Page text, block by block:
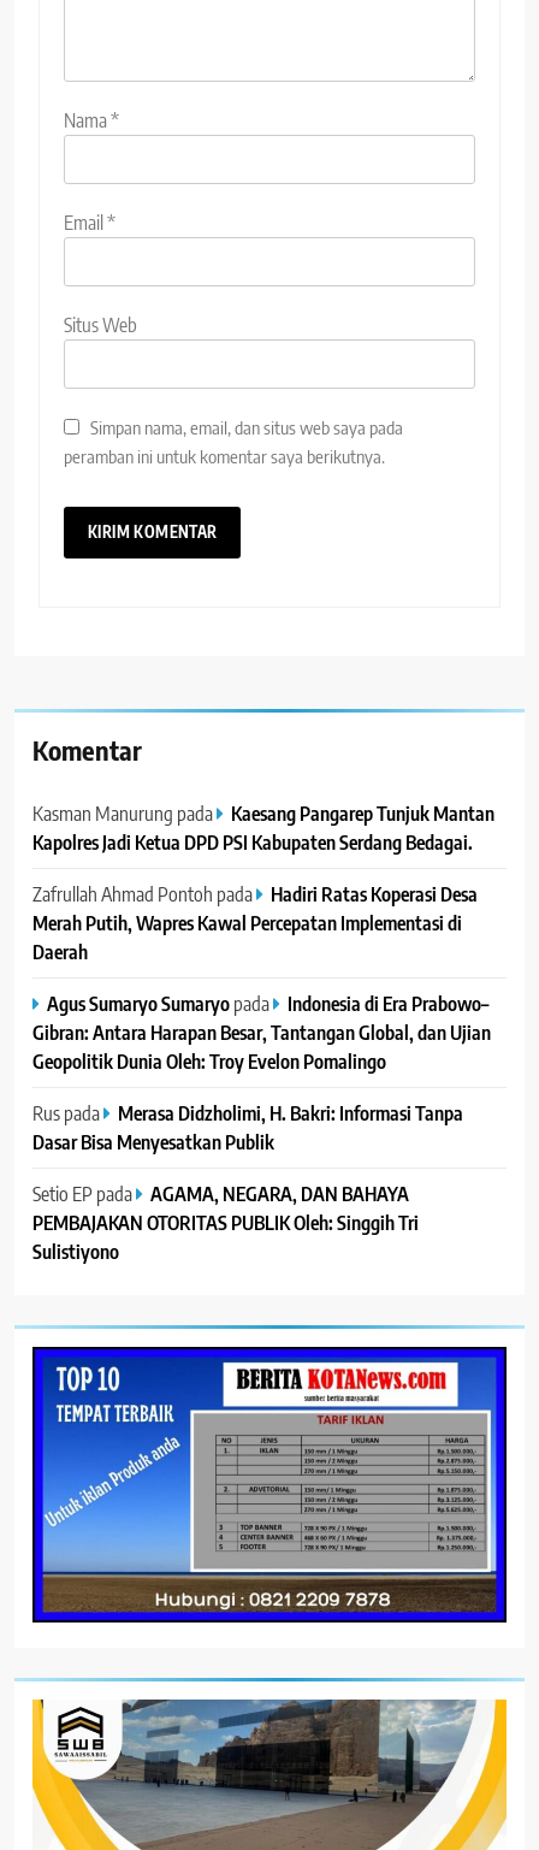
Nama*
Email *
Situs Web
Simpan nama, email, dan situs web saya pada
peramban ini untuk komentar saya berikutnya.
Komentar
Kasman Manurung pada
Kaesang Pangarep Tunjuk Mantan
Kapolres Jadi Ketua DPD PSI Kabupaten Serdang Bedagai. ‎ ‎
Zafrullah Ahmad Pontoh pada
Hadiri Ratas Koperasi Desa
Merah Putih, Wapres Kawal Percepatan Implementasi di
Daerah
Agus Sumaryo Sumaryopada
Indonesia di Era Prabowo–
Gibran: Antara Harapan Besar, Tantangan Global, dan Ujian
Geopolitik Dunia Oleh: Troy Evelon Pomalingo
Ruspada
Merasa Didzholimi, H. Bakri: Informasi Tanpa
Dasar Bisa Menyesatkan Publik
Setio EP pada
AGAMA, NEGARA, DAN BAHAYA
PEMBAJAKAN OTORITAS PUBLIK Oleh: Singgih Tri
Sulistiyono